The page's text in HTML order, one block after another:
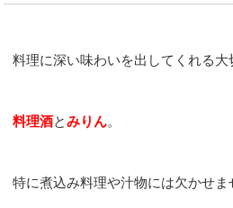
料理に深い味わいを出してくれる大
料理酒とみりん。
特に煮込み料理や汁物には欠かせま